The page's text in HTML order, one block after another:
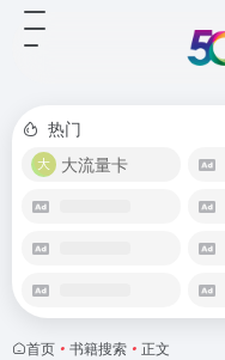
热门
大流量卡
首页 • 书籍搜索 • 正文